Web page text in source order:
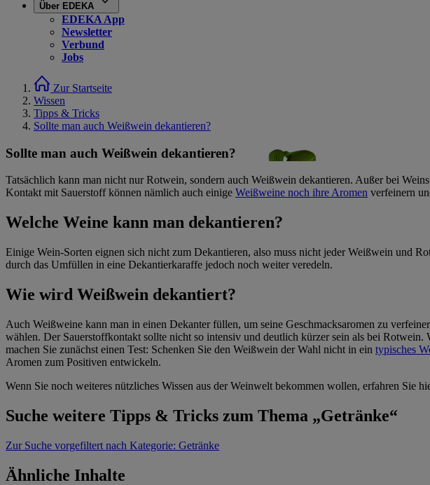
Über EDEKA
EDEKA App
Newsletter
Verbund
Jobs
Zur Startseite
Wissen
Tipps & Tricks
Sollte man auch Weißwein dekantieren?
Sollte man auch Weißwein dekantieren?
Tatsächlich kann man nicht nur Rotwein, sondern auch Weißwein dekantieren. Außer bei
Kontakt mit Sauerstoff können nämlich auch einige Weißweine noch ihre Aromen verfeinern
Welche Weine kann man dekantieren?
Einige Wein-Sorten eignen sich nicht zum Dekantieren, also muss nicht jeder Weißwein und
durch das Umfüllen in eine Dekantierkaraffe jedoch noch weiter veredeln.
Wie wird Weißwein dekantiert?
Auch Weißweine kann man in einen Dekanter füllen, um seine Geschmacksaromen zu
wählen. Der Sauerstoffkontakt sollte nicht so intensiv und deutlich kürzer sein als bei
machen Sie zunächst einen Test: Schenken Sie den Weißwein der Wahl nicht in ein typisches
Aromen zum Positiven entwickeln.
Wenn Sie noch weiteres nützliches Wissen aus der Weinwelt bekommen wollen, erfahren Sie
Suche weitere Tipps & Tricks zum Thema „Getränke“
Zur Suche vorgefiltert nach Kategorie: Getränke
Ähnliche Inhalte